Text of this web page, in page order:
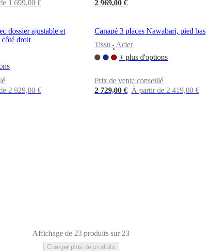
1 699,00 €
2 969,00 €
dossier ajustable et
côté droit
2 929,00 €
Canapé 3 places Nawabari, pied bas
Tissu
•
Acier
+ plus d'options
Prix de vente conseillé
2 729,00 € À partir de 2 419,00 €
Affichage de 23 produits sur 23
Charger plus de produits